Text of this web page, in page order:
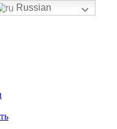
Russian